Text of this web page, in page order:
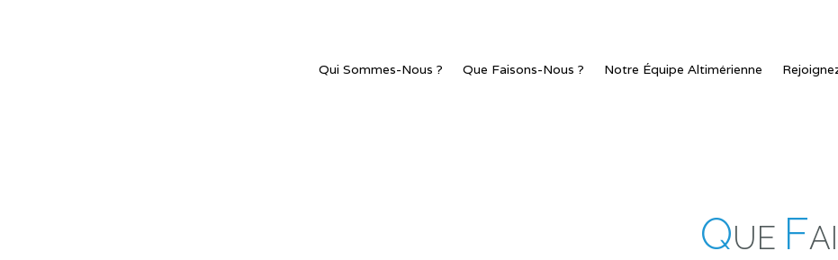
Qui Sommes-Nous ? Que Faisons-Nous ? Notre Équipe Altimérienne
QUE F